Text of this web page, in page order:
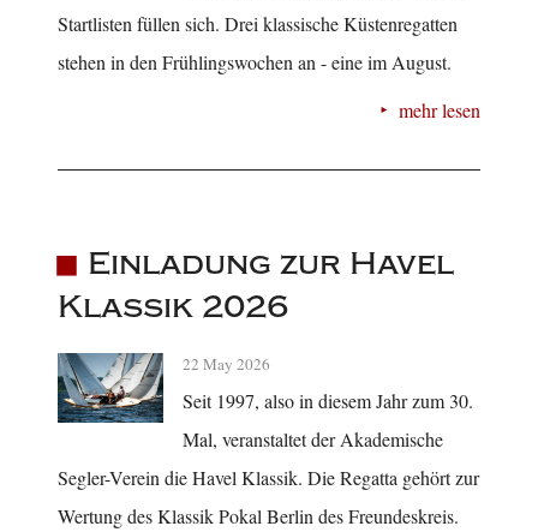
Startlisten füllen sich. Drei klassische Küstenregatten
stehen in den Frühlingswochen an - eine im August.
mehr lesen
Einladung zur Havel
Klassik 2026
22 May 2026
Seit 1997, also in diesem Jahr zum 30.
Mal, veranstaltet der Akademische
Segler-Verein die Havel Klassik. Die Regatta gehört zur
Wertung des Klassik Pokal Berlin des Freundeskreis.